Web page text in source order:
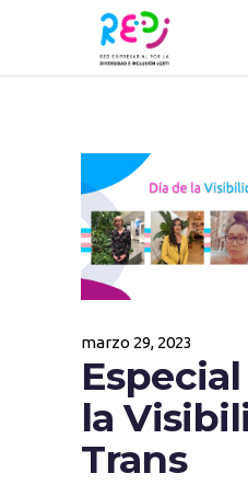
marzo 29, 2023
la
Trans